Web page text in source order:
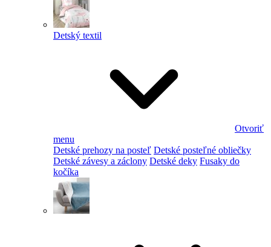
Detský textil
Otvoriť
menu
Detské prehozy na posteľ Detské posteľné obliečky
Detské závesy a záclony Detské deky Fusaky do
kočíka